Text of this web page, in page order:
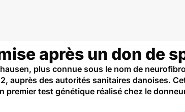
après un don de
plus connue sous le nom de
auprès des autorités sanitaires danoises.
test génétique réalisé chez le